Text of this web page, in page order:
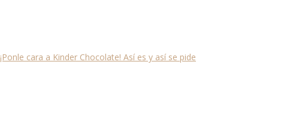
¡Ponle cara a Kinder Chocolate! Así es y así se pide